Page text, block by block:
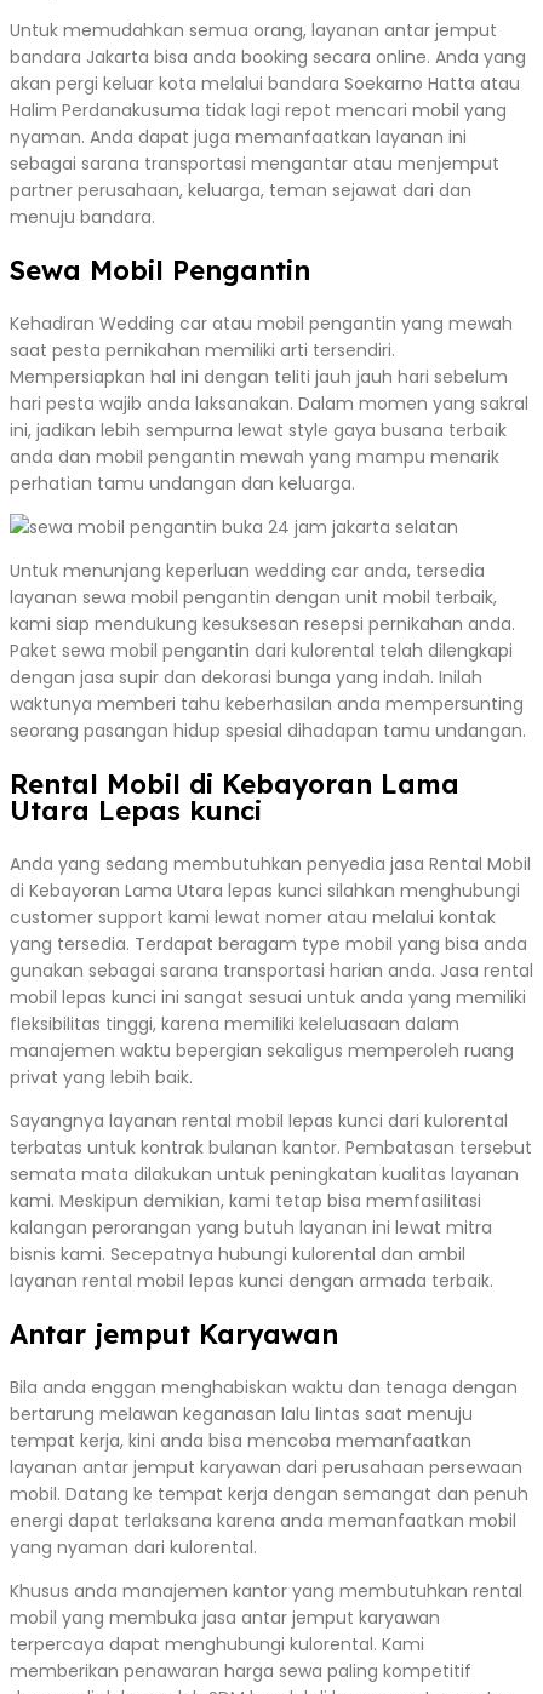
Untuk memudahkan semua orang, layanan antar jemput
bandara Jakarta bisa anda booking secara online. Anda yang
akan pergi keluar kota melalui bandara Soekarno Hatta atau
Halim Perdanakusuma tidak lagi repot mencari mobil yang
nyaman. Anda dapat juga memanfaatkan layanan ini
sebagai sarana transportasi mengantar atau menjemput
partner perusahaan, keluarga, teman sejawat dari dan
menuju bandara.
Sewa Mobil Pengantin
Kehadiran Wedding car atau mobil pengantin yang mewah
saat pesta pernikahan memiliki arti tersendiri.
Mempersiapkan hal ini dengan teliti jauh jauh hari sebelum
hari pesta wajib anda laksanakan. Dalam momen yang sakral
ini, jadikan lebih sempurna lewat style gaya busana terbaik
anda dan mobil pengantin mewah yang mampu menarik
perhatian tamu undangan dan keluarga.
Untuk menunjang keperluan wedding car anda, tersedia
layanan sewa mobil pengantin dengan unit mobil terbaik,
kami siap mendukung kesuksesan resepsi pernikahan anda.
Paket sewa mobil pengantin dari kulorental telah dilengkapi
dengan jasa supir dan dekorasi bunga yang indah. Inilah
waktunya memberi tahu keberhasilan anda mempersunting
seorang pasangan hidup spesial dihadapan tamu undangan.
Rental Mobil di Kebayoran Lama
Utara Lepas kunci
Anda yang sedang membutuhkan penyedia jasa Rental Mobil
di Kebayoran Lama Utara lepas kunci silahkan menghubungi
customer support kami lewat nomer atau melalui kontak
yang tersedia. Terdapat beragam type mobil yang bisa anda
gunakan sebagai sarana transportasi harian anda. Jasa rental
mobil lepas kunci ini sangat sesuai untuk anda yang memiliki
fleksibilitas tinggi, karena memiliki keleluasaan dalam
manajemen waktu bepergian sekaligus memperoleh ruang
privat yang lebih baik.
Sayangnya layanan rental mobil lepas kunci dari kulorental
terbatas untuk kontrak bulanan kantor. Pembatasan tersebut
semata mata dilakukan untuk peningkatan kualitas layanan
kami. Meskipun demikian, kami tetap bisa memfasilitasi
kalangan perorangan yang butuh layanan ini lewat mitra
bisnis kami. Secepatnya hubungi kulorental dan ambil
layanan rental mobil lepas kunci dengan armada terbaik.
Antar jemput Karyawan
Bila anda enggan menghabiskan waktu dan tenaga dengan
bertarung melawan keganasan lalu lintas saat menuju
tempat kerja, kini anda bisa mencoba memanfaatkan
layanan antar jemput karyawan dari perusahaan persewaan
mobil. Datang ke tempat kerja dengan semangat dan penuh
energi dapat terlaksana karena anda memanfaatkan mobil
yang nyaman dari kulorental.
Khusus anda manajemen kantor yang membutuhkan rental
mobil yang membuka jasa antar jemput karyawan
terpercaya dapat menghubungi kulorental. Kami
memberikan penawaran harga sewa paling kompetitif